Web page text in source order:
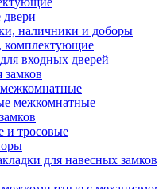
наличники и доборы
комплектующие
входных дверей
замков
межкомнатные
и тросовые
для навесных замков